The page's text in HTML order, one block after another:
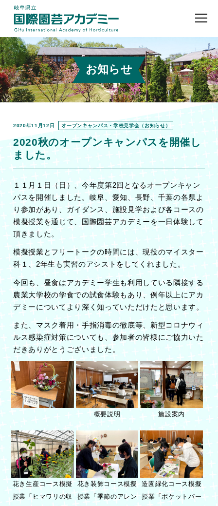
お知らせ
2020年11月12日 オープンキャンパス・学校見学会（お知らせ）
2020秋のオープンキャンパスを開催し
ました。
１１月１日（日）、今年度第2回となるオープンキャン
パスを開催しました。岐阜、愛知、長野、千葉の各県よ
り参加があり、ガイダンス、施設見学および各コースの
模擬授業を通じて、国際園芸アカデミーを一日体験して
頂きました。
模擬授業とフリートークの時間には、現役のマイスター
科１、 2年生も実習のアシストをしてくれました。
今回も、昼食はアカデミー学生も利用している隣接する
農業大学校の学食での試食体験もあり、例年以上にアカ
デミーについてより深く知っていただけたと思います。
また、マスク着用・手指消毒の徹底等、新型コロナウィ
ルス感染症対策についても、参加者の皆様にご協力いた
だきありがとうございました。
概要説明 施設案内
花き生産コース模擬
授業「ヒマワリの収
花き装飾コース模擬
授業「季節のアレン
造園緑化コース模擬
授業「ポケットパー